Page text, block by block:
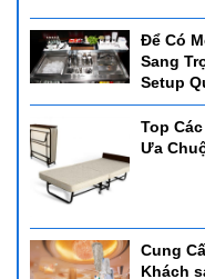
CHỦ ĐỀ
đồ gia dụng cung cấp
Minh
địa chỉ cung cấp
Minh
địa chỉ cung cấp
Minh địa chỉ cung cấp
tại Hồ Chí Minh
hàng uy tín tại Hồ Chí
nhà hàng uy tín tại Hồ
Để Có
Sang
Setup
Top
Ưa
Cung
Khách